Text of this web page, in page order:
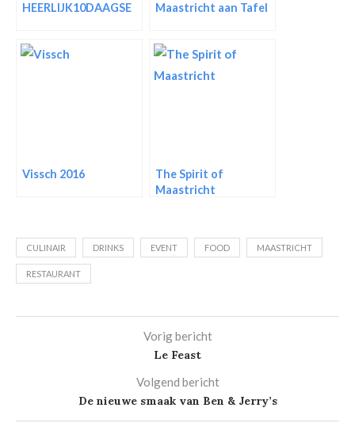
HEERLIJK10DAAGSE Maastricht aan Tafel
Vissch 2016
The Spirit of
Maastricht
CULINAIR DRINKS EVENT FOOD MAASTRICHT
RESTAURANT
Vorig bericht
Le Feast
Volgend bericht
De nieuwe smaak van Ben & Jerry’s